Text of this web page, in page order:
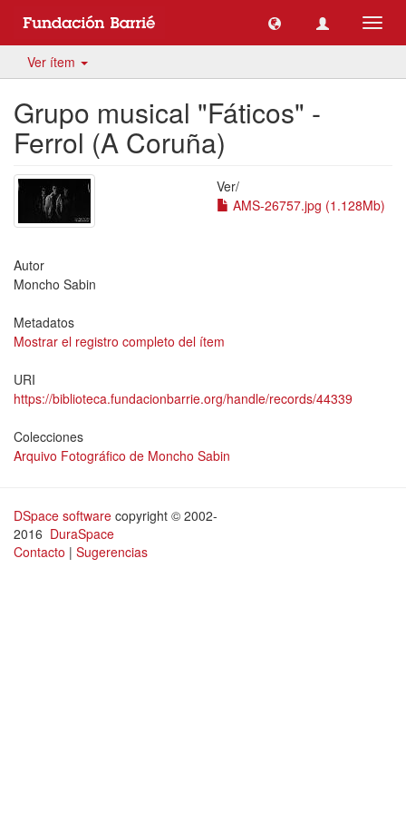
Ver ítem
Grupo musical "Fáticos" -
Ferrol (A Coruña)
Ver/
AMS-26757.jpg (1.128Mb)
Autor
Moncho Sabin
Metadatos
Mostrar el registro completo del ítem
URI
https://biblioteca.fundacionbarrie.org/handle/records/44339
Colecciones
Arquivo Fotográfico de Moncho Sabin
DSpace software copyright © 2002-
2016 DuraSpace
Contacto | Sugerencias